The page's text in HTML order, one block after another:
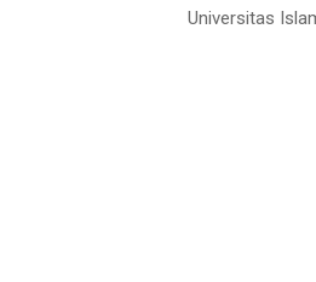
Universitas